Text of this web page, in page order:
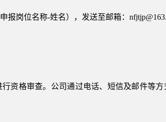
报岗位名称-姓名），发送至邮箱：
资格审查。公司通过电话、短信及邮件等